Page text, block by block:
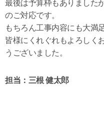
最後は予算枠もありました
のご対応です。
もちろん工事内容にも大満
皆様にくれぐれもよろしく
うございました。
担当：三根 健太郎